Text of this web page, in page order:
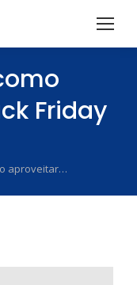
Friday
aproveitar…